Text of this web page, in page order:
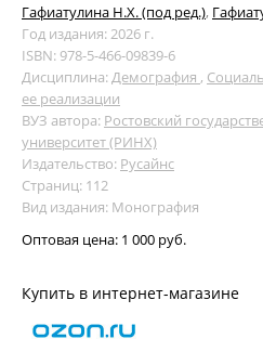
Гафиатулина Н.Х. (под ред.),
Год издания: 2026 г.
ISBN: 978-5-466-09839-6
Дисциплина: Демография ,
ее реализации
ВУЗ автора: Ростовский
университет (РИНХ)
Издательство: Русайнс
Страниц: 112
Вид издания: Монография
Оптовая цена: 1 000 руб.
Купить в интернет-магазине